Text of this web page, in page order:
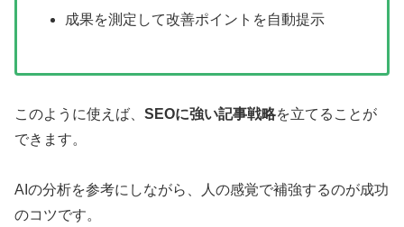
成果を測定して改善ポイントを自動提示
このように使えば、 SEOに強い記事戦略を立てることが
できます。
AIの分析を参考にしながら、人の感覚で補強するのが成功
のコツです。